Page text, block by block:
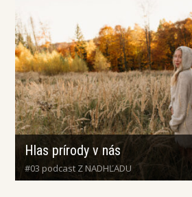
Hlas prírody v nás
#03 podcast Z NADHĽADU